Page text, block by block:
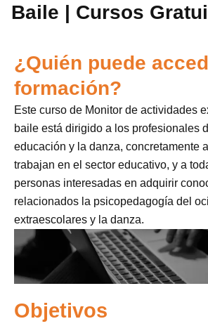
Baile | Cursos
¿Quién puede
formación?
Este curso de Monitor de actividades
baile está dirigido a los profesionales
educación y la danza, concretamente
trabajan en el sector educativo, y a
personas interesadas en adquirir
relacionados la psicopedagogía del
extraescolares y la danza.
Objetivos